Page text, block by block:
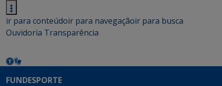
ir para conteúdoir para navegaçãoir para busca
Ouvidoria Transparência
FUNDESPORTE